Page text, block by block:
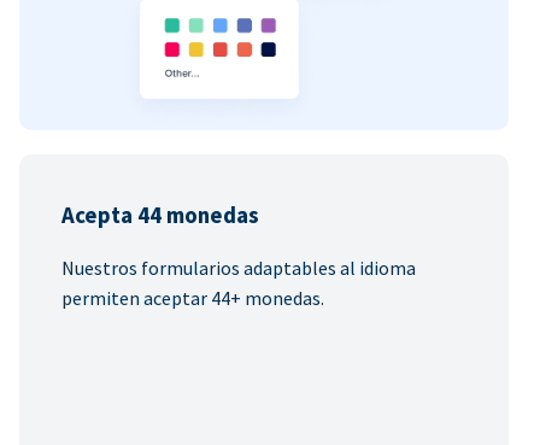
Acepta 44 monedas
Nuestros formularios adaptables al idioma
permiten aceptar 44+ monedas.